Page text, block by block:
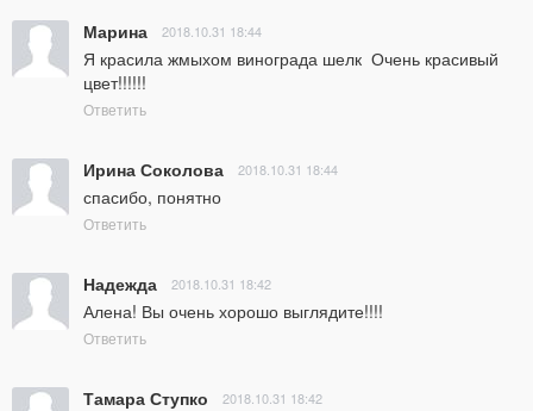
Марина 2018.10.31 18:44
Я красила жмыхом винограда шелк  Очень красивый
цвет!!!!!!
Ответить
Ирина Соколова 2018.10.31 18:44
спасибо, понятно
Ответить
Надежда 2018.10.31 18:42
Алена! Вы очень хорошо выглядите!!!!
Ответить
Тамара Ступко 2018.10.31 18:42